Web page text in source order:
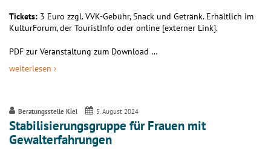
Tickets: 3 Euro zzgl. VVK-Gebühr, Snack und Getränk. Erhältlich im
KulturForum, der TouristInfo oder online [externer Link].
PDF zur Veranstaltung zum Download …
weiterlesen ›
Beratungsstelle Kiel 5. August 2024
Stabilisierungsgruppe für Frauen mit
Gewalterfahrungen